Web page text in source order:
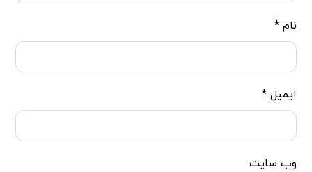
نام*
ایمیل*
وب‌ سایت